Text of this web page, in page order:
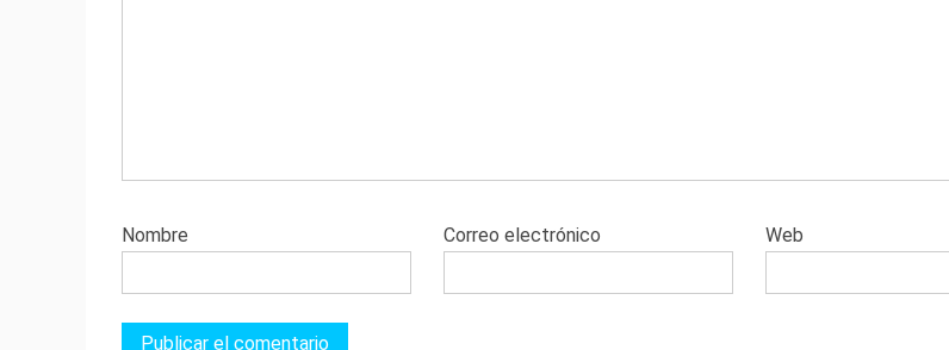
Nombre Correo electrónico Web